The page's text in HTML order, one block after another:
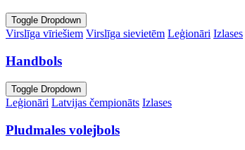
Toggle Dropdown
Virslīga vīriešiem Virslīga sievietēm Leģionāri Izlases
Handbols
Toggle Dropdown
Leģionāri Latvijas čempionāts Izlases
Pludmales volejbols